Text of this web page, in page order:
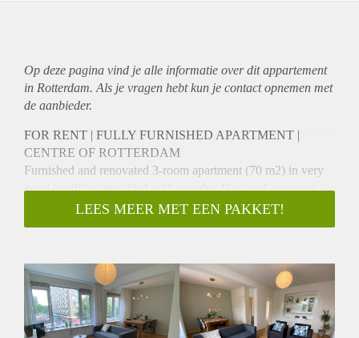
Op deze pagina vind je alle informatie over ditappartement
in Rotterdam. Als je vragen hebt kun je contact opnemen met
de aanbieder.
FOR RENT | FULLY FURNISHED APARTMENT |
CENTRE OF ROTTERDAM
Furnished and renovated 3-room apartment (70 m2) in very
good condition provided with wooden floor and gorgeous
authentic details. Situated in a popular area on the corner of
Stadhoudersplein on walking distance of many shops,
and the many windows makes the appartment bright and
cosy.
Layout:
Ground floor: closed entrance with elevator, intercom and
LEES MEER MET EEN PAKKET!